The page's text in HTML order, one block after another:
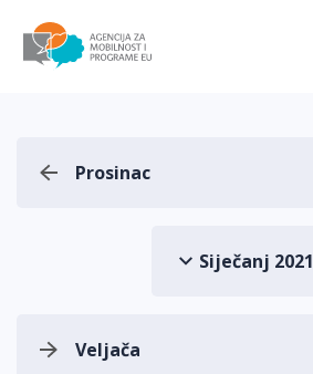
Prosinac
Siječanj 2021
Veljača